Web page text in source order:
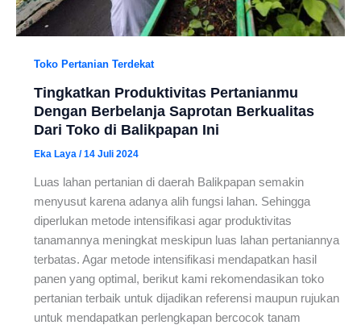
Toko Pertanian Terdekat
Tingkatkan Produktivitas Pertanianmu
Dengan Berbelanja Saprotan Berkualitas
Dari Toko di Balikpapan Ini
Eka Laya /14 Juli 2024
Luas lahan pertanian di daerah Balikpapan semakin
menyusut karena adanya alih fungsi lahan. Sehingga
diperlukan metode intensifikasi agar produktivitas
tanamannya meningkat meskipun luas lahan pertaniannya
terbatas. Agar metode intensifikasi mendapatkan hasil
panen yang optimal, berikut kami rekomendasikan toko
pertanian terbaik untuk dijadikan referensi maupun rujukan
untuk mendapatkan perlengkapan bercocok tanam